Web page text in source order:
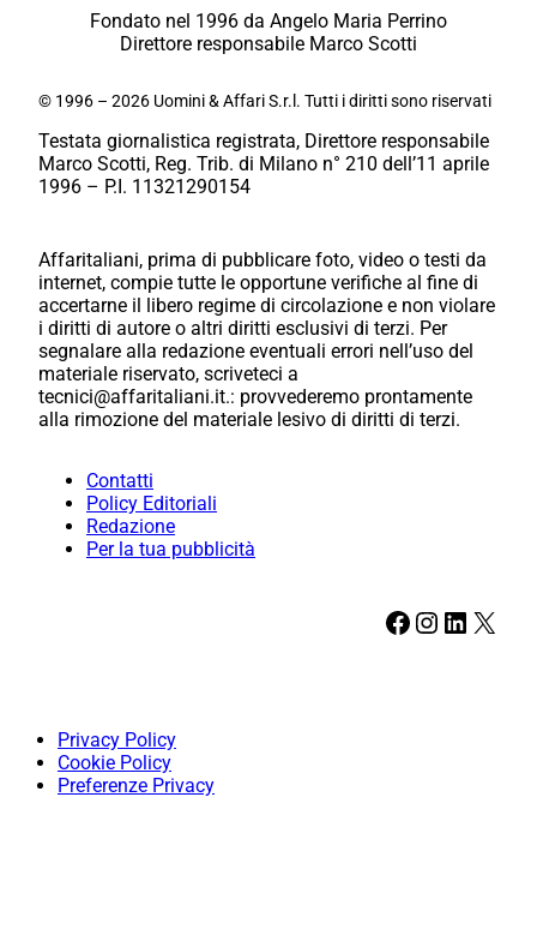
Fondato nel 1996 da Angelo Maria Perrino
Direttore responsabile Marco Scotti
© 1996 – 2026 Uomini & Affari S.r.l. Tutti i diritti sono riservati
Testata giornalistica registrata, Direttore responsabile
Marco Scotti, Reg. Trib. di Milano n° 210 dell’11 aprile
1996 – P.I. 11321290154
Affaritaliani, prima di pubblicare foto, video o testi da
internet, compie tutte le opportune verifiche al fine di
accertarne il libero regime di circolazione e non violare
i diritti di autore o altri diritti esclusivi di terzi. Per
segnalare alla redazione eventuali errori nell’uso del
materiale riservato, scriveteci a
tecnici@affaritaliani.it.: provvederemo prontamente
alla rimozione del materiale lesivo di diritti di terzi.
Contatti
Policy Editoriali
Redazione
Per la tua pubblicità
Facebook Instagram LinkedIn X
Privacy Policy
Cookie Policy
Preferenze Privacy